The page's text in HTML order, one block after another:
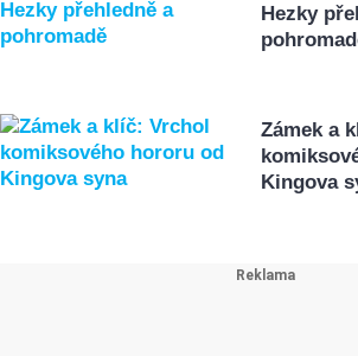
Hezky
Zámek a
Kingova